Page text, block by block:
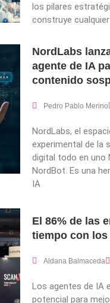
los pilares
construye
NordLabs
agente de IA
contenido
Pedro Pablo Merino
NordLabs, el
experimental de la
digital todo en uno
NordBot. Es una
IA
El 86% de las
tiempo con los
Aldana Balmaceda
Los agentes de IA
potencial para